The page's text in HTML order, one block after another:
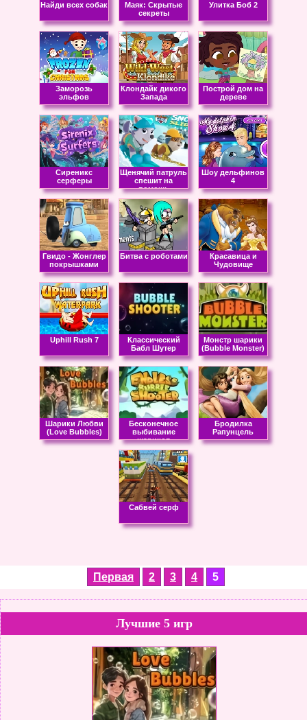
Найди всех собак
Маяк: Скрытые
секреты
Улитка Боб 2
Заморозь
эльфов
Клондайк дикого
Запада
Построй дом на
дереве
Сиреникс
серферы
Щенячий патруль
спешит на
помощь
Шоу дельфинов
4
Гвидо - Жонглер
покрышками
Битва с роботами
Красавица и
Чудовище
Uphill Rush 7
Классический
Бабл Шутер
Монстр шарики
(Bubble Monster)
Шарики Любви
(Love Bubbles)
Бесконечное
выбивание
шариков
Бродилка
Рапунцель
Cабвей серф
Первая 2 3 4 5
Лучшие 5 игр